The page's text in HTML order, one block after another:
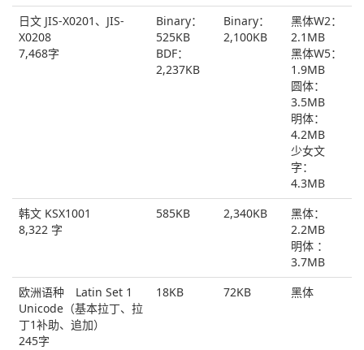
日文 JIS-X0201、JIS-
X0208
7,468字
Binary：
525KB
BDF：
2,237KB
Binary：
2,100KB
黑体W2：
2.1MB
黑体W5：
1.9MB
圆体：
3.5MB
明体：
4.2MB
少女文
字：
4.3MB
韩文 KSX1001
8,322 字
585KB 2,340KB
黑体：
2.2MB
明体 ：
3.7MB
欧洲语种 Latin Set 1
Unicode（基本拉丁、拉
丁1补助、追加）
245字
18KB 72KB 黑体